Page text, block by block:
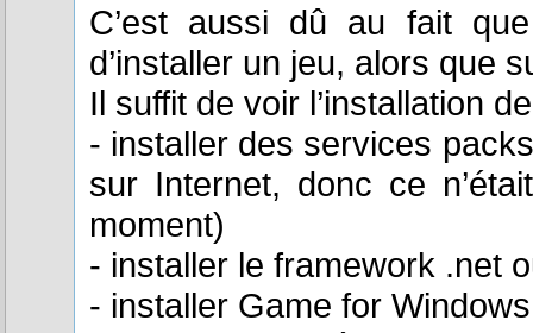
C’est aussi dû au fait
d’installer un jeu, alors que
Il suffit de voir l’installation
- installer des services
sur Internet, donc ce
moment)
- installer le framework .net
- installer Game for